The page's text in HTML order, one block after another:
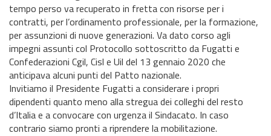
tempo perso va recuperato in fretta con risorse per i
contratti, per l’ordinamento professionale, per la formazione,
per assunzioni di nuove generazioni. Va dato corso agli
impegni assunti col Protocollo sottoscritto da Fugatti e
Confederazioni Cgil, Cisl e Uil del 13 gennaio 2020 che
anticipava alcuni punti del Patto nazionale.
Invitiamo il Presidente Fugatti a considerare i propri
dipendenti quanto meno alla stregua dei colleghi del resto
d’Italia e a convocare con urgenza il Sindacato. In caso
contrario siamo pronti a riprendere la mobilitazione.